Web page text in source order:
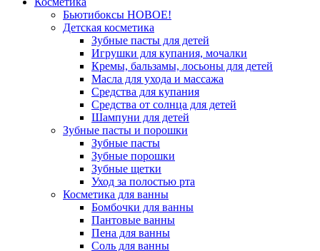
Бьютибоксы НОВОЕ!
Детская косметика
Зубные пасты для детей
Игрушки для купания, мочалки
Кремы, бальзамы, лосьоны для детей
Масла для ухода и массажа
Средства для купания
Средства от солнца для детей
Шампуни для детей
Зубные пасты и порошки
Зубные пасты
Зубные порошки
Зубные щетки
Уход за полостью рта
Косметика для ванны
Бомбочки для ванны
Пантовые ванны
Пена для ванны
Соль для ванны